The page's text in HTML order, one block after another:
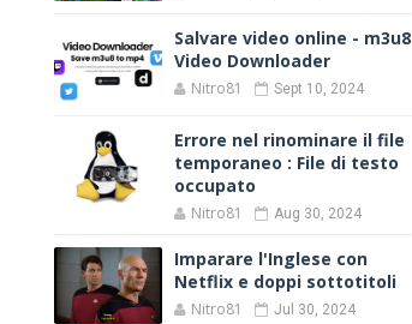
Salvare video online - m3u8
Video Downloader
Nitro81 Sept 10, 2024
Errore nel rinominare il file
temporaneo : File di testo
occupato
Nitro81 Aug 30, 2024
Imparare l'Inglese con
Netflix e doppi sottotitoli
Nitro81 Jul 30, 2024